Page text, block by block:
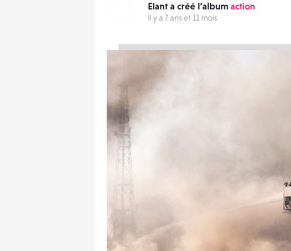
Elant a créé l’album action
Il y a 7 ans et 11 mois